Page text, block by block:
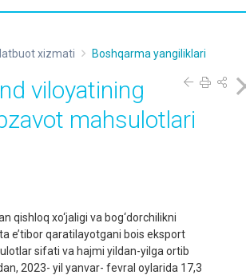
xizmati Boshqarma yangiliklari
viloyatining
mahsulotlari
qishloq xo‘jaligi va bog‘dorchilikni
e’tibor qaratilayotgani bois eksport
sifati va hajmi yildan-yilga ortib
2023- yil yanvar- fevral oylarida 17,3